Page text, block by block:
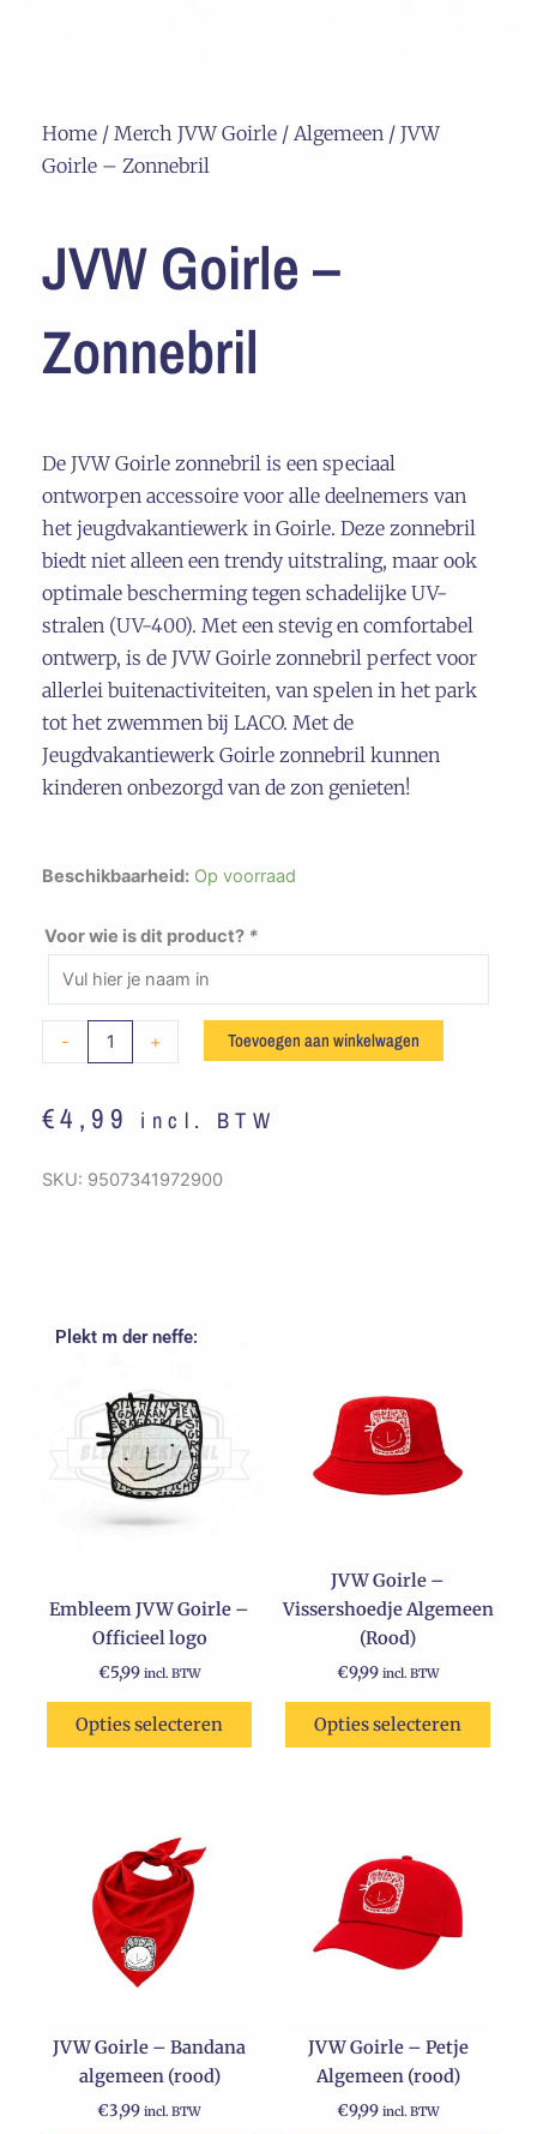
Home / Merch JVW Goirle / Algemeen / JVW
Goirle – Zonnebril
JVW Goirle –
Zonnebril
De JVW Goirle zonnebril is een speciaal
ontworpen accessoire voor alle deelnemers van
het jeugdvakantiewerk in Goirle. Deze zonnebril
biedt niet alleen een trendy uitstraling, maar ook
optimale bescherming tegen schadelijke UV-
stralen (UV-400). Met een stevig en comfortabel
ontwerp, is de JVW Goirle zonnebril perfect voor
allerlei buitenactiviteiten, van spelen in het park
tot het zwemmen bij LACO. Met de
Jeugdvakantiewerk Goirle zonnebril kunnen
kinderen onbezorgd van de zon genieten!
Beschikbaarheid: Op voorraad
Voor wie is dit product? *
-
JVW
-
Zonnebril
aantal
+ Toevoegen aan winkelwagen
€4,99 incl. BTW
SKU: 9507341972900
Plekt m der neffe:
Embleem JVW Goirle –
Officieel logo
€5,99 incl. BTW
Opties selecteren
JVW Goirle –
Vissershoedje Algemeen
(Rood)
€9,99 incl. BTW
Opties selecteren
heeft
meerdere
variaties.
Deze
gekozen
worden
op
de
productpagina
JVW Goirle – Bandana
algemeen (rood)
€3,99 incl. BTW
JVW Goirle – Petje
Algemeen (rood)
€9,99 incl. BTW
heeft
meerdere
variaties.
Deze
gekozen
worden
op